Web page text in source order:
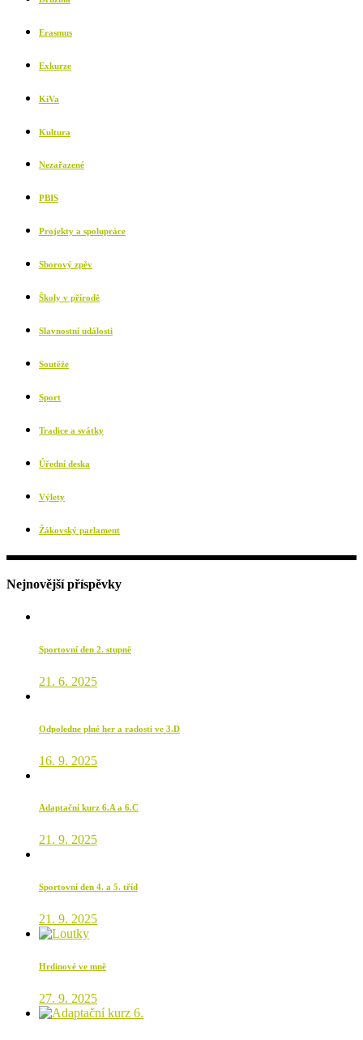
Erasmus
Exkurze
KiVa
Kultura
Nezařazené
PBIS
Projekty a spolupráce
Sborový zpěv
Školy v přírodě
Slavnostní události
Soutěže
Sport
Tradice a svátky
Úřední deska
Výlety
Žákovský parlament
Nejnovější příspěvky
Sportovní den 2. stupně
21. 6. 2025
Odpoledne plné her a radosti ve 3.D
16. 9. 2025
Adaptační kurz 6.A a 6.C
21. 9. 2025
Sportovní den 4. a 5. tříd
21. 9. 2025
Hrdinové ve mně
27. 9. 2025